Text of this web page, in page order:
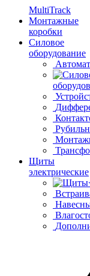
MultiTrack
Монтажные
коробки
Силовое
оборудование
Щиты
электрические